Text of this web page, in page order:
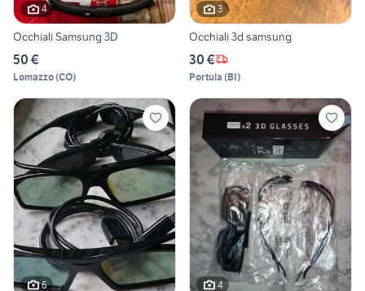
4
Occhiali Samsung 3D
50 €
Lomazzo(CO)
3
Occhiali 3d samsung
30 €
Portula (BI)
6 4